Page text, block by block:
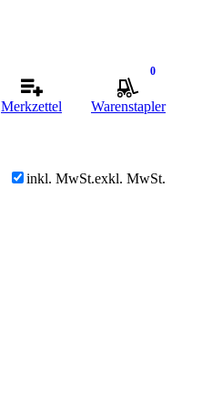
Merkzettel
0
Warenstapler
inkl. MwSt.exkl. MwSt.